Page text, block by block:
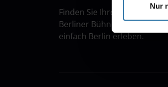
Nur
Finden Sie Ihre
Berliner Bühnen „Bar jeder
einfach Berlin erleben.